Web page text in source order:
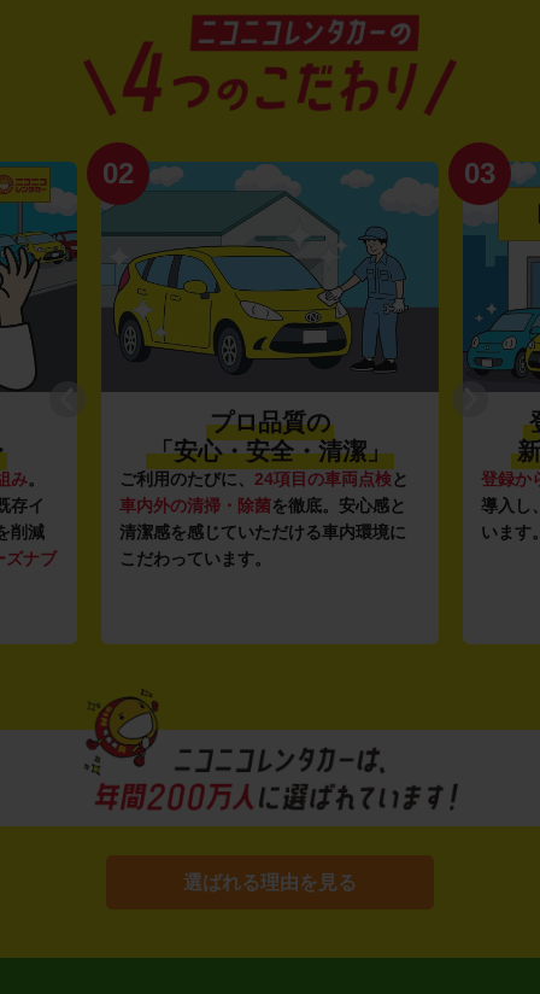
み。
存イ
削減
ズナブ
02
プロ品質の
「安心・安全・清潔」
ご利用のたびに、 24項目の車両点検と
車内外の清掃・除菌を徹底。安心感と
清潔感を感じていただける車内環境に
こだわっています。
03
登録か
導入し
います
選ばれる理由を見る